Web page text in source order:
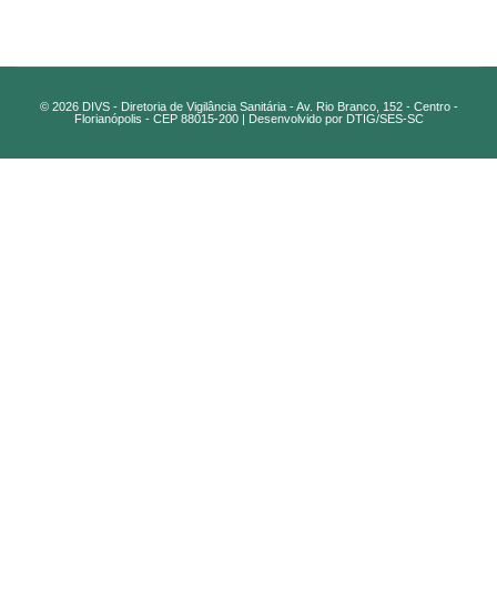
© 2026 DIVS - Diretoria de Vigilância Sanitária - Av. Rio Branco, 152 - Centro -
Florianópolis - CEP 88015-200 | Desenvolvido por DTIG/SES-SC